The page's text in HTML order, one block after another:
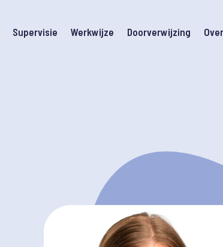
Supervisie Werkwijze Doorverwijzing